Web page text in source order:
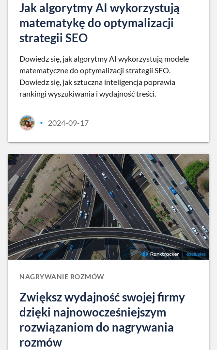
Jak algorytmy AI wykorzystują
matematykę do optymalizacji
strategii SEO
Dowiedz się, jak algorytmy AI wykorzystują modele
matematyczne do optymalizacji strategii SEO.
Dowiedz się, jak sztuczna inteligencja poprawia
rankingi wyszukiwania i wydajność treści.
• 2024-09-17
NAGRYWANIE ROZMÓW
Zwiększ wydajność swojej firmy
dzięki najnowocześniejszym
rozwiązaniom do nagrywania
rozmów